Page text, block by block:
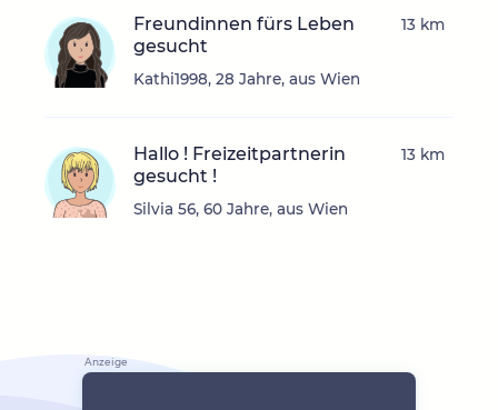
Freundinnen fürs Leben
gesucht
Kathi1998, 28 Jahre, aus Wien
13 km
Hallo ! Freizeitpartnerin
gesucht !
Silvia 56, 60 Jahre, aus Wien
13 km